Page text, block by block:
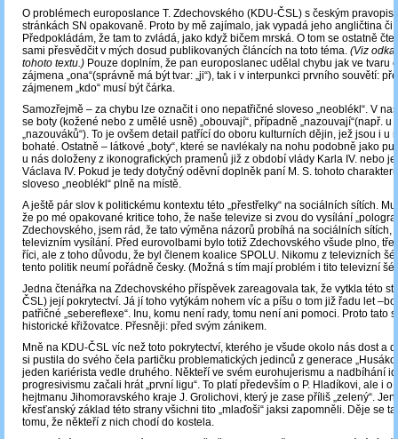
O problémech europoslance T. Zdechovského (KDU-ČSL) s českým
stránkách SN opakovaně. Proto by mě zajímalo, jak vypadá jeho angličtina či
Předpokládám, že tam to zvládá, jako když bičem mrská. O tom se ostatně
sami přesvědčit v mých dosud publikovaných článcích na toto téma. (Viz
tohoto textu.) Pouze doplním, že pan europoslanec udělal chybu jak ve tvaru
zájmena „ona“(správně má být tvar: „ji“), tak i v interpunkci prvního souvětí:
zájmenem „kdo“ musí být čárka.
Samozřejmě – za chybu lze označit i ono nepatřičné sloveso „neoblékl“. V
se boty (kožené nebo z umělé usně) „obouvají“, případně „nazouvají“(např. u
„nazouváků“). To je ovšem detail patřící do oboru kulturních dějin, jež jsou i u
bohaté. Ostatně – látkové „boty“, které se navlékaly na nohu podobně jako
u nás doloženy z ikonografických pramenů již z období vlády Karla IV. nebo
Václava IV. Pokud je tedy dotyčný oděvní doplněk paní M. S. tohoto
sloveso „neoblékl“ plně na místě.
A ještě pár slov k politickému kontextu této „přestřelky“ na sociálních sítích.
že po mé opakované kritice toho, že naše televize si zvou do vysílání
Zdechovského, jsem rád, že tato výměna názorů probíhá na sociálních sítích,
televizním vysílání. Před eurovolbami bylo totiž Zdechovského všude plno,
říci, ale z toho důvodu, že byl členem koalice SPOLU. Nikomu z televizních
tento politik neumí pořádně česky. (Možná s tím mají problém i tito televizní
Jedna čtenářka na Zdechovského příspěvek zareagovala tak, že vytkla této
ČSL) její pokrytectví. Já jí toho vytýkám nohem víc a píšu o tom již řadu let
patřičné „sebereflexe“. Inu, komu není rady, tomu není ani pomoci. Proto tato
historické křižovatce. Přesněji: před svým zánikem.
Mně na KDU-ČSL víc než toto pokrytectví, kterého je všude okolo nás dost a
si pustila do svého čela partičku problematických jedinců z generace
jeden kariérista vedle druhého. Někteří ve svém eurohujerismu a nadbíhání
progresivismu začali hrát „první ligu“. To platí především o P. Hladíkovi, ale i o
hejtmanu Jihomoravského kraje J. Grolichovi, který je zase příliš „zelený“.
křesťanský základ této strany všichni tito „mlaďoši“ jaksi zapomněli. Děje se
tomu, že někteří z nich chodí do kostela.